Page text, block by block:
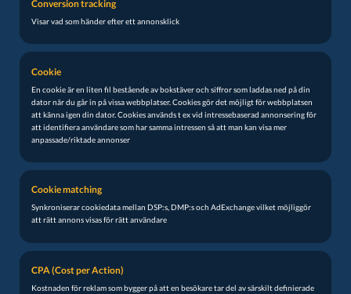
Conversion tracking
Visar vad som händer efter ett annonsklick
Cookie
En cookie är en liten fil bestående av bokstäver och siffror som laddas ned på din
dator när du går in på vissa webbplatser. Cookies gör det möjligt för webbplatsen
att känna igen din dator. Cookies används t ex vid intressebaserad annonsering för
att identifiera användare som har samma intressen så att man kan visa mer
anpassade/riktade annonser
Cookie matching
Synkroniserar cookiedata mellan DSP:s, DMP:s och AdExchange vilket möjliggör
att rätt annons visas för rätt användare
CPA (Cost per Action)
Kostnaden för reklam som bygger på att en besökare tar del av särskilt definierade